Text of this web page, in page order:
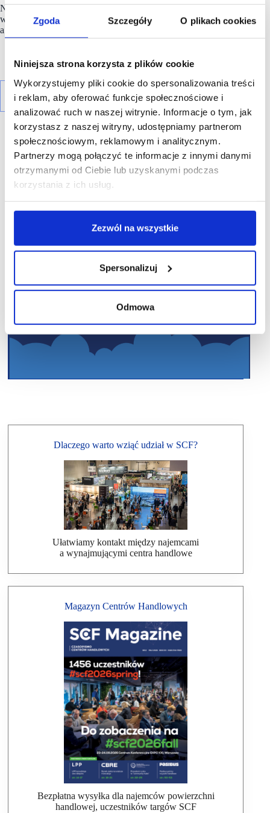
Zgoda Szczegóły O plikach cookies
Niniejsza strona korzysta z plików cookie
Wykorzystujemy pliki cookie do spersonalizowania treści
i reklam, aby oferować funkcje społecznościowe i
analizować ruch w naszej witrynie. Informacje o tym, jak
korzystasz z naszej witryny, udostępniamy partnerom
społecznościowym, reklamowym i analitycznym.
Partnerzy mogą połączyć te informacje z innymi danymi
otrzymanymi od Ciebie lub uzyskanymi podczas
korzystania z ich usług.
Zezwól na wszystkie
Spersonalizuj
Odmowa
Nowy program Karuzeli to krok w stronę budowania trwałych
więzi – między biznesem a społecznością, między tradycją
a nowoczesnością.
R E K L A M A
Dlaczego warto wziąć udział w SCF?
Ułatwiamy kontakt między najemcami
a wynajmującymi centra handlowe
Magazyn Centrów Handlowych
Bezpłatna wysyłka dla najemców powierzchni
handlowej, uczestników targów SCF